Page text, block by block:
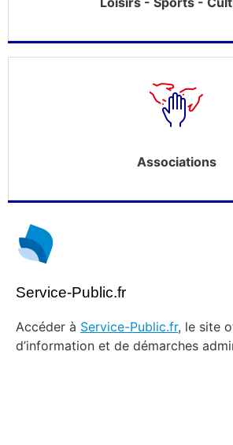
Associations
Service-Public.fr
Accéder à Service-Public.fr, le site
d’information et de démarches